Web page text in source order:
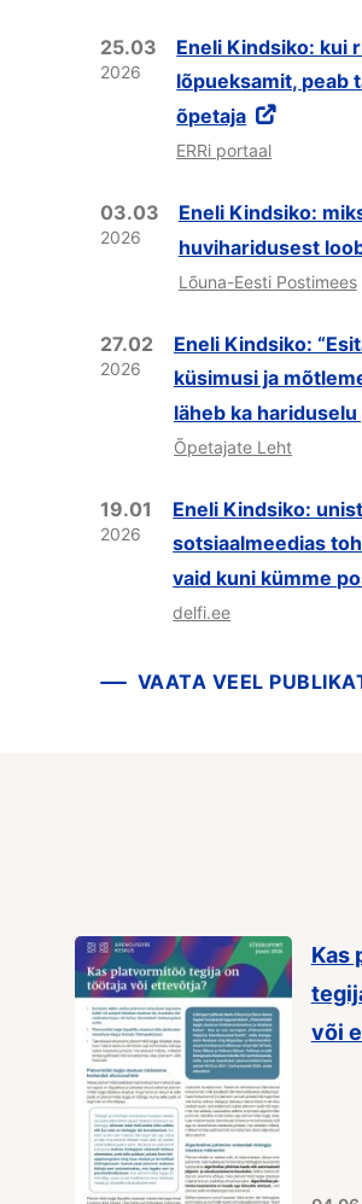
25.03
2026
Eneli Kindsiko: kui
lõpueksamit, peab
õpetaja
ERRi portaal
03.03
2026
Eneli Kindsiko:
huviharidusest
Lõuna-Eesti Postimees
27.02
2026
Eneli Kindsiko:
küsimusi ja
läheb ka hariduselu
Õpetajate Leht
19.01
2026
Eneli Kindsiko:
sotsiaalmeedias
vaid kuni kümme
delfi.ee
VAATA VEEL
Kas
või